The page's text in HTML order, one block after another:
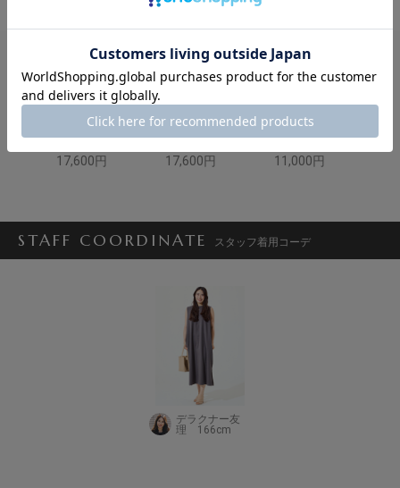
VERY STORE
ALEGRE
17,600円
VERY STORE
ALEGRE
17,600円
VERY STORE
Emma Taylor
11,000円
STAFF COORDINATE スタッフ着用コーデ
デラクナー友
理 166cm